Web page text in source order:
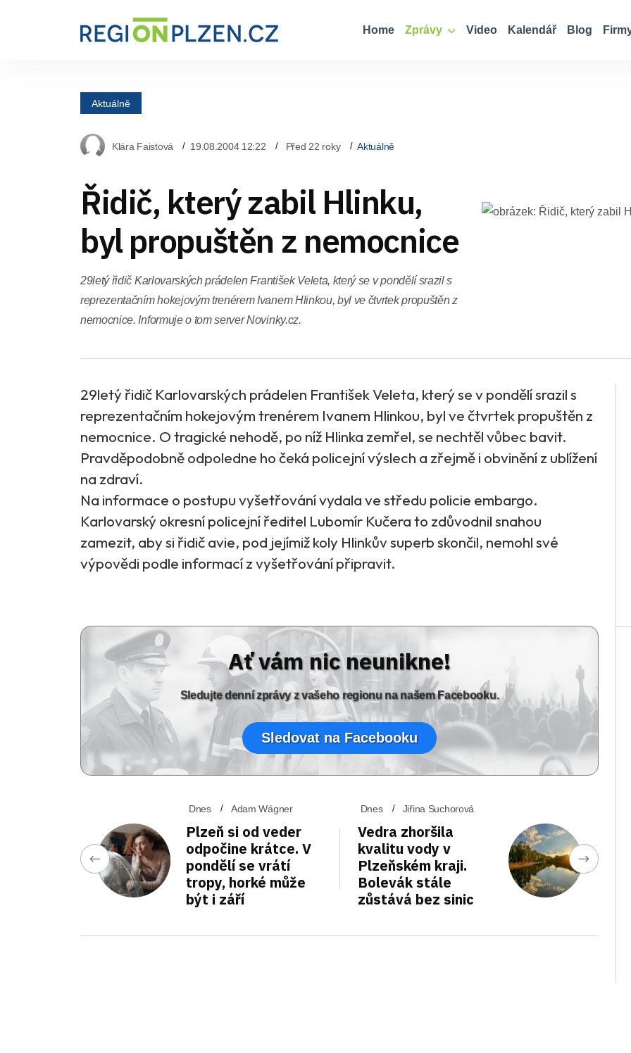
Home Zprávy Video Kalendář Blog
Aktuálně
Klára Faistová 19.08.2004 12:22 Před 22 roky Aktuálně
Řidič, který zabil Hlinku,
byl propuštěn z nemocnice
29letý řidič Karlovarských prádelen František Veleta, který se v pondělí srazil s
reprezentačním hokejovým trenérem Ivanem Hlinkou, byl ve čtvrtek propuštěn z
nemocnice. Informuje o tom server Novinky.cz.
29letý řidič Karlovarských prádelen František Veleta, který se v pondělí srazil s
reprezentačním hokejovým trenérem Ivanem Hlinkou, byl ve čtvrtek propuštěn z
nemocnice. O tragické nehodě, po níž Hlinka zemřel, se nechtěl vůbec bavit.
Pravděpodobně odpoledne ho čeká policejní výslech a zřejmě i obvinění z ublížení
na zdraví.
Na informace o postupu vyšetřování vydala ve středu policie embargo.
Karlovarský okresní policejní ředitel Lubomír Kučera to zdůvodnil snahou
zamezit, aby si řidič avie, pod jejímiž koly Hlinkův superb skončil, nemohl své
výpovědi podle informací z vyšetřování připravit.
Ať vám nic neunikne!
Sledujte denní zprávy z vašeho regionu na našem Facebooku.
Sledovat na Facebooku
Dnes Adam Wágner
Plzeň si od veder
odpočine krátce. V
pondělí se vrátí
tropy, horké může
být i září
Dnes Jiřina Suchorová
Vedra zhoršila
kvalitu vody v
Plzeňském kraji.
Bolevák stále
zůstává bez sinic